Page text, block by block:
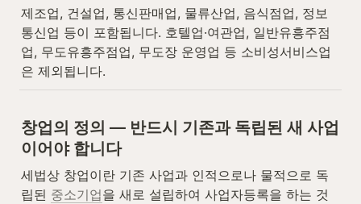
제조업, 건설업, 통신판매업, 물류산업, 음식점업, 정보
통신업 등이 포함됩니다. 호텔업·여관업, 일반유흥주점
업, 무도유흥주점업, 무도장 운영업 등 소비성서비스업
은 제외됩니다.
창업의 정의 — 반드시 기존과 독립된 새 사업
이어야 합니다
세법상 창업이란 기존 사업과 인적으로나 물적으로 독
립된 중소기업을 새로 설립하여 사업자등록을 하는 것